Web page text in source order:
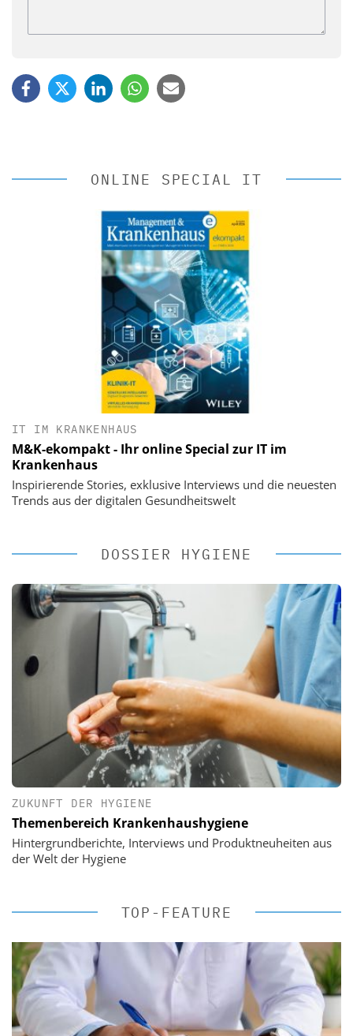
ONLINE SPECIAL IT
IT IM KRANKENHAUS
M&K-ekompakt - Ihr online Special zur IT im
Krankenhaus
Inspirierende Stories, exklusive Interviews und die neuesten
Trends aus der digitalen Gesundheitswelt
DOSSIER HYGIENE
ZUKUNFT DER HYGIENE
Themenbereich Krankenhaushygiene
Hintergrundberichte, Interviews und Produktneuheiten aus
der Welt der Hygiene
TOP-FEATURE